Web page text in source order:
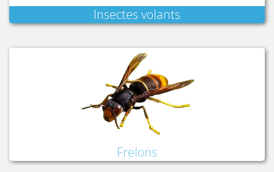
Insectes volants
Frelons